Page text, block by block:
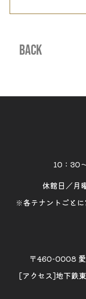
BACK
10：30
休館日／月
※各テナントごとに
〒460-0008 愛
[アクセス]地下鉄